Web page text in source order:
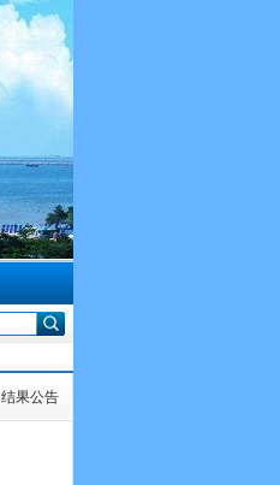
结果公告